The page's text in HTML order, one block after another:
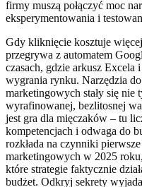
firmy muszą połączyć moc
eksperymentowania i
Gdy kliknięcie kosztuje
przegrywa z automatem
czasach, gdzie arkusz Excela
wygrania rynku. Narzędzia
marketingowych stały się
wyrafinowanej, bezlitosnej
jest gra dla mięczaków – tu
kompetencjach i odwaga do
rozkłada na czynniki
marketingowych w 2025
które strategie faktycznie
budżet. Odkryj sekrety